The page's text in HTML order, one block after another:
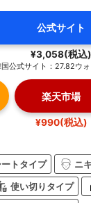
公式サイト
¥3,058(税込)
国公式サイト：27.82ウ
楽天市場
¥990(税込)
ートタイプ ニ
使い切りタイプ